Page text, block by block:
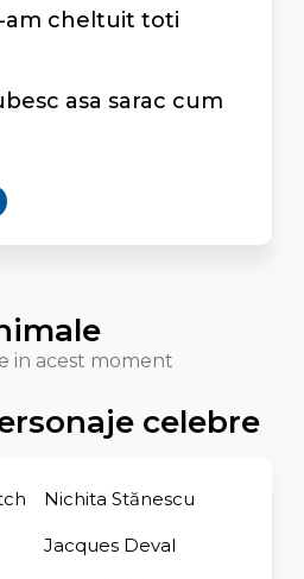
am cheltuit toti
asa sarac cum
in acest moment
celebre
Nichita Stănescu
Jacques Deval